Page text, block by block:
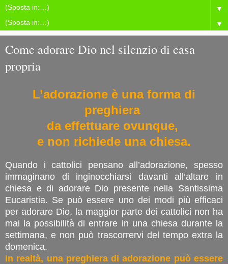
▼
▼
Come adorare Dio nel silenzio di casa
propria
L’adorazione è una forma di
preghiera
da effettuare ovunque,
e non richiede una chiesa.
Quando i cattolici pensano all’adorazione, spesso
immaginano di inginocchiarsi davanti all’altare in
chiesa e di adorare Dio presente nella Santissima
Eucaristia. Se può essere uno dei modi più efficaci
per adorare Dio, la maggior parte dei cattolici non ha
mai la possibilità di entrare in una chiesa durante la
settimana, e non può trascorrervi del tempo extra la
domenica.
In realtà, una preghiera di adorazione può essere